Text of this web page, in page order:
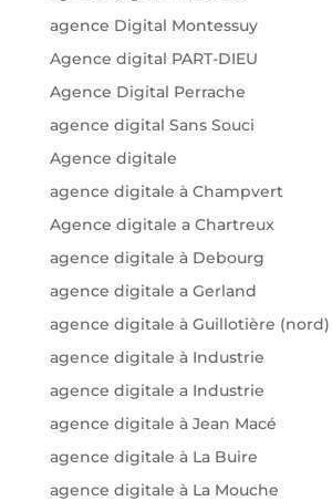
agence Digital Montessuy
Agence digital PART-DIEU
Agence Digital Perrache
agence digital Sans Souci
Agence digitale
agence digitale à Champvert
Agence digitale a Chartreux
agence digitale à Debourg
agence digitale a Gerland
agence digitale à Guillotière (nord)
agence digitale à Industrie
agence digitale a Industrie
agence digitale à Jean Macé
agence digitale à La Buire
agence digitale à La Mouche